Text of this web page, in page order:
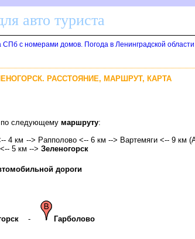
авто туриста
с номерами домов. Погода в Ленинградской области
РАССТОЯНИЕ, МАРШРУТ, КАРТА
по следующему маршруту:
4 км --> Рапполово <-- 6 км --> Вартемяги <-- 9 км
5 км --> Зеленогорск
дороги
- Гарболово